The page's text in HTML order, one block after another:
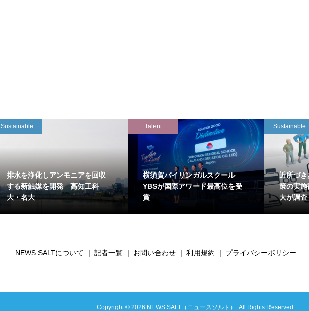
Sustainable
排水を浄化しアンモニアを回収
する新触媒を開発 高知工科
大・名大
Talent
横須賀バイリンガルスクール
YBSが国際アワード最高位を受
賞
Sustainable
近所づ
策の実
大が調査
NEWS SALTについて 記者一覧 お問い合わせ 利用規約 プライバシーポリシー
Copyright ©2026 NEWS SALT（ニュースソルト）. All Rights Reserved.